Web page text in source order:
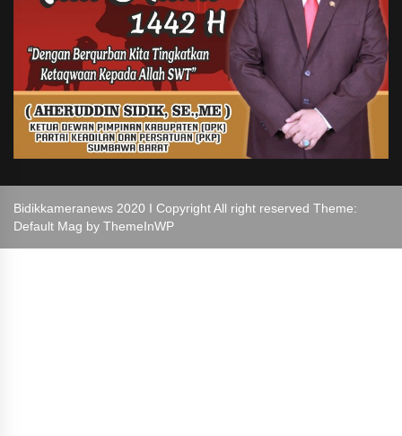
Bidikkameranews 2020 I Copyright All right reserved Theme:
Default Mag by ThemeInWP